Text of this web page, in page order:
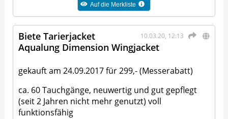
Auf die Merkliste
10.03.20, 12:13
Biete Tarierjacket
Aqualung Dimension Wingjacket
gekauft am 24.09.2017 für 299,- (Messerabatt)
ca. 60 Tauchgänge, neuwertig und gut gepflegt
(seit 2 Jahren nicht mehr genutzt) voll
funktionsfähig